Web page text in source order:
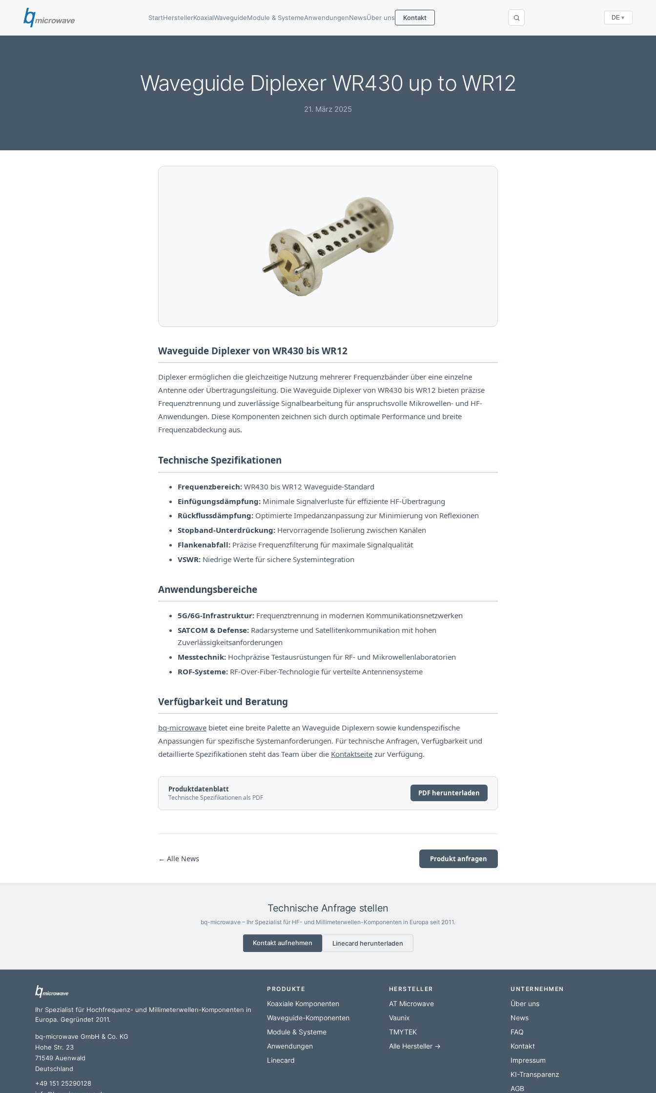
StartHerstellerKoaxialWaveguideModule & SystemeAnwendungenNewsÜber uns Kontakt DE ▼
Waveguide Diplexer WR430 up to WR12
21. März 2025
Waveguide Diplexer von WR430 bis WR12
Diplexer ermöglichen die gleichzeitige Nutzung mehrerer Frequenzbänder über eine einzelne
Antenne oder Übertragungsleitung. Die Waveguide Diplexer von WR430 bis WR12 bieten präzise
Frequenztrennung und zuverlässige Signalbearbeitung für anspruchsvolle Mikrowellen- und HF-
Anwendungen. Diese Komponenten zeichnen sich durch optimale Performance und breite
Frequenzabdeckung aus.
Technische Spezifikationen
Frequenzbereich: WR430 bis WR12 Waveguide-Standard
Einfügungsdämpfung: Minimale Signalverluste für effiziente HF-Übertragung
Rückflussdämpfung: Optimierte Impedanzanpassung zur Minimierung von Reflexionen
Stopband-Unterdrückung: Hervorragende Isolierung zwischen Kanälen
Flankenabfall: Präzise Frequenzfilterung für maximale Signalqualität
VSWR: Niedrige Werte für sichere Systemintegration
Anwendungsbereiche
5G/6G-Infrastruktur: Frequenztrennung in modernen Kommunikationsnetzwerken
SATCOM & Defense: Radarsysteme und Satellitenkommunikation mit hohen
Zuverlässigkeitsanforderungen
Messtechnik: Hochpräzise Testausrüstungen für RF- und Mikrowellenlaboratorien
ROF-Systeme: RF-Over-Fiber-Technologie für verteilte Antennensysteme
Verfügbarkeit und Beratung
bq-microwave bietet eine breite Palette an Waveguide Diplexern sowie kundenspezifische
Anpassungen für spezifische Systemanforderungen. Für technische Anfragen, Verfügbarkeit und
detaillierte Spezifikationen steht das Team über die Kontaktseite zur Verfügung.
Produktdatenblatt
Technische Spezifikationen als PDF PDF herunterladen
← Alle News Produkt anfragen
Technische Anfrage stellen
bq-microwave – Ihr Spezialist für HF- und Millimeterwellen-Komponenten in Europa seit 2011.
Kontakt aufnehmen Linecard herunterladen
Ihr Spezialist für Hochfrequenz- und Millimeterwellen-Komponenten in
Europa. Gegründet 2011.
bq-microwave GmbH & Co. KG
Hohe Str. 23
71549 Auenwald
Deutschland
+49 151 25290128
PRODUKTE
Koaxiale Komponenten
Waveguide-Komponenten
Module & Systeme
Anwendungen
Linecard
HERSTELLER
AT Microwave
Vaunix
TMYTEK
Alle Hersteller →
UNTERNEHMEN
Über uns
News
FAQ
Kontakt
Impressum
KI-Transparenz
AGB